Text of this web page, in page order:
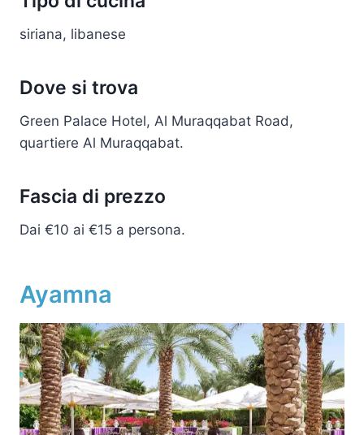
siriana, libanese
Dove si trova
Green Palace Hotel, Al Muraqqabat Road,
quartiere Al Muraqqabat.
Fascia di prezzo
Dai €10 ai €15 a persona.
Ayamna